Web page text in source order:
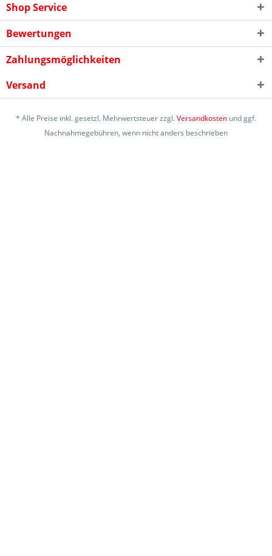
Shop Service
Bewertungen
Zahlungsmöglichkeiten
Versand
* Alle Preise inkl. gesetzl. Mehrwertsteuer zzgl.Versandkosten und ggf.
Nachnahmegebühren, wenn nicht anders beschrieben